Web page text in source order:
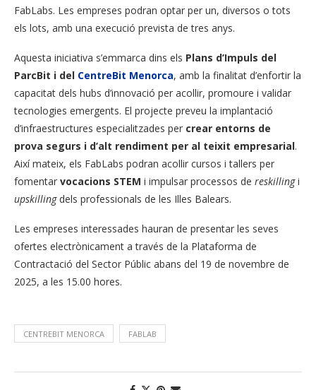
FabLabs. Les empreses podran optar per un, diversos o tots
els lots, amb una execució prevista de tres anys.
Aquesta iniciativa s’emmarca dins els Plans d’Impuls del
ParcBit i del CentreBit Menorca, amb la finalitat d’enfortir la
capacitat dels hubs d’innovació per acollir, promoure i validar
tecnologies emergents. El projecte preveu la implantació
d’infraestructures especialitzades per crear entorns de
prova segurs i d’alt rendiment per al teixit empresarial.
Així mateix, els FabLabs podran acollir cursos i tallers per
fomentar vocacions STEM i impulsar processos de reskillingi
upskillingdels professionals de les Illes Balears.
Les empreses interessades hauran de presentar les seves
ofertes electrònicament a través de la Plataforma de
Contractació del Sector Públic abans del 19 de novembre de
2025, a les 15.00 hores.
CENTREBIT MENORCA FABLAB